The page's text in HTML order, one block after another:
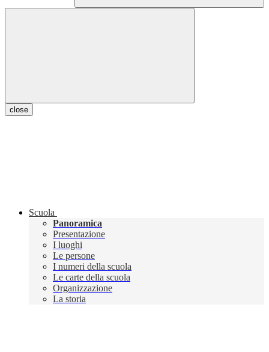
close
Scuola
Panoramica
Presentazione
I luoghi
Le persone
I numeri della scuola
Le carte della scuola
Organizzazione
La storia